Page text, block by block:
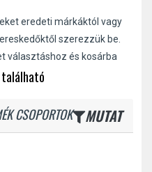
eredeti márkáktól vagy
szerezzük be.
választáshoz és kosárba
CSOPORTOK MUTAT